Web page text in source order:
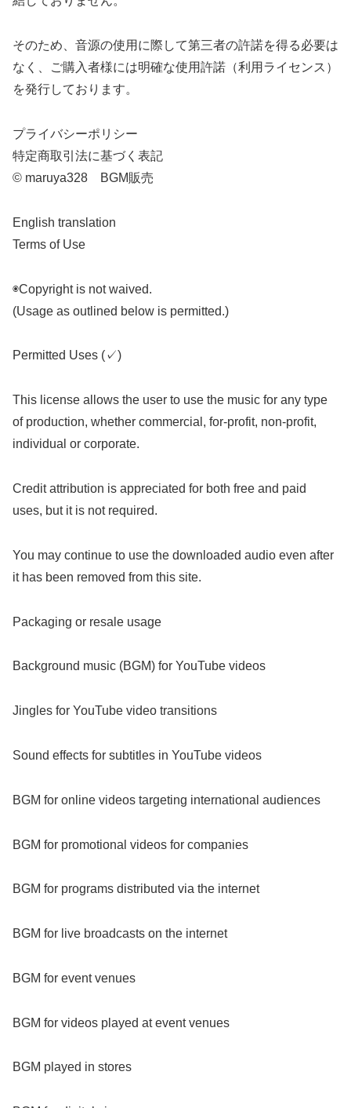
そのため、音源の使用に際して第三者の許諾を得る必要は
なく、ご購入者様には明確な使用許諾（利用ライセンス）
を発行しております。
プライバシーポリシー
特定商取引法に基づく表記
© maruya328 BGM販売
English translation
Terms of Use
◉Copyright is not waived.
(Usage as outlined below is permitted.)
Permitted Uses (✓)
This license allows the user to use the music for any type
of production, whether commercial, for-profit, non-profit,
individual or corporate.
Credit attribution is appreciated for both free and paid
uses, but it is not required.
You may continue to use the downloaded audio even after
it has been removed from this site.
Packaging or resale usage
Background music (BGM) for YouTube videos
Jingles for YouTube video transitions
Sound effects for subtitles in YouTube videos
BGM for online videos targeting international audiences
BGM for promotional videos for companies
BGM for programs distributed via the internet
BGM for live broadcasts on the internet
BGM for event venues
BGM for videos played at event venues
BGM played in stores